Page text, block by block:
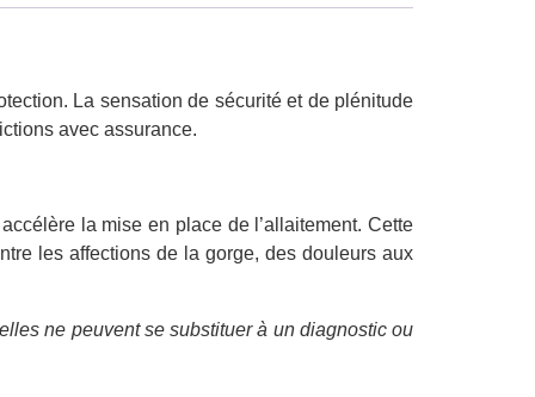
La sensation de sécurité et de plénitude
avec assurance.
la mise en place de l’allaitement. Cette
les affections de la gorge, des douleurs aux
ne peuvent se substituer à un diagnostic ou